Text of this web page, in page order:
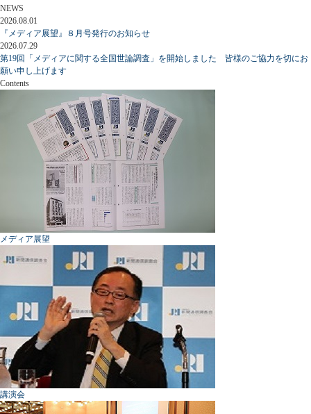
NEWS
2026.08.01
『メディア展望』８月号発行のお知らせ
2026.07.29
第19回「メディアに関する全国世論調査」を開始しました 皆様のご協力を切にお
願い申し上げます
Contents
メディア展望
講演会